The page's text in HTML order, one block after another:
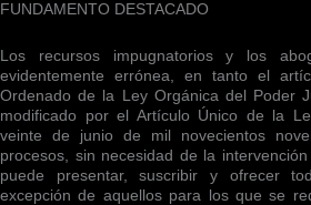
FUNDAMENTO DESTACADO
Los recursos impugnatorios y los
evidentemente errónea, en tanto el
Ordenado de la Ley Orgánica del Poder
modificado por el Artículo Único de la
veinte de junio de mil novecientos
procesos, sin necesidad de la
puede presentar, suscribir y ofrecer
excepción de aquellos para los que se